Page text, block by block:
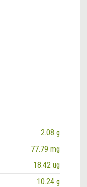
2.08 g
77.79 mg
18.42 ug
10.24 g